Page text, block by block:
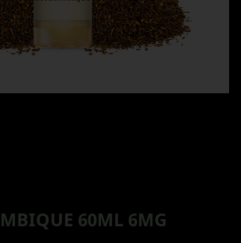
60ML 6MG